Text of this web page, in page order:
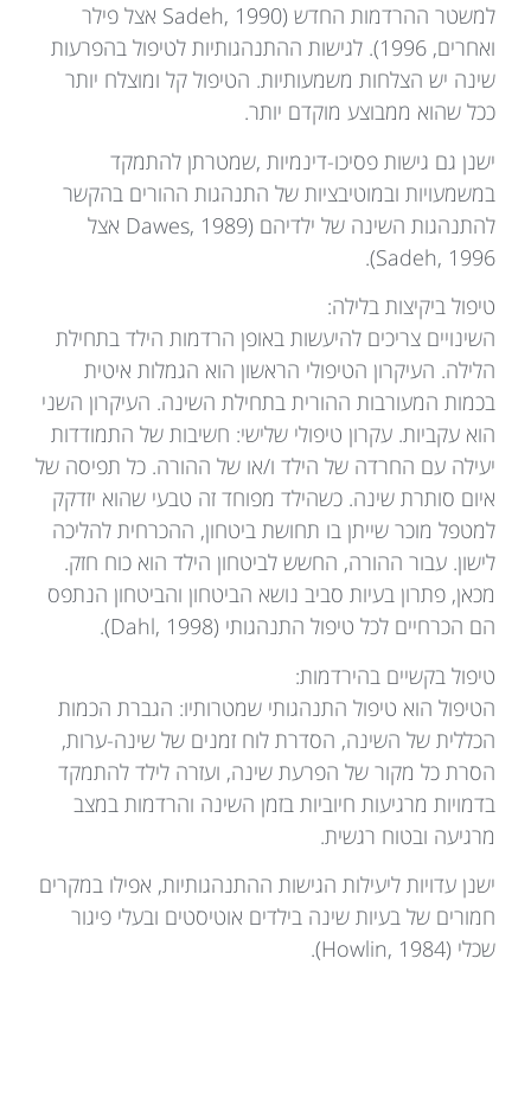
למשטר ההרדמות החדש (Sadeh, 1990 אצל פילר
ואחרים, 1996). לגישות ההתנהגותיות לטיפול בהפרעות
שינה יש הצלחות משמעותיות. הטיפול קל ומוצלח יותר
ככל שהוא ממבוצע מוקדם יותר.
ישנן גם גישות פסיכו-דינמיות ,שמטרתן להתמקד
במשמעויות ובמוטיבציות של התנהגות ההורים בהקשר
להתנהגות השינה של ילדיהם (Dawes, 1989 אצל
Sadeh, 1996).
טיפול ביקיצות בלילה:
השינויים צריכים להיעשות באופן הרדמות הילד בתחילת
הלילה. העיקרון הטיפולי הראשון הוא הגמלות איטית
בכמות המעורבות ההורית בתחילת השינה. העיקרון השני
הוא עקביות. עקרון טיפולי שלישי: חשיבות של התמודדות
יעילה עם החרדה של הילד ו/או של ההורה. כל תפיסה של
איום סותרת שינה. כשהילד מפוחד זה טבעי שהוא יזדקק
למטפל מוכר שייתן בו תחושת ביטחון, ההכרחית להליכה
לישון. עבור ההורה, החשש לביטחון הילד הוא כוח חזק.
מכאן, פתרון בעיות סביב נושא הביטחון והביטחון הנתפס
הם הכרחיים לכל טיפול התנהגותי (Dahl, 1998).
טיפול בקשיים בהירדמות:
הטיפול הוא טיפול התנהגותי שמטרותיו: הגברת הכמות
הכללית של השינה, הסדרת לוח זמנים של שינה-ערות,
הסרת כל מקור של הפרעת שינה, ועזרה לילד להתמקד
בדמויות מרגיעות חיוביות בזמן השינה והרדמות במצב
מרגיעה ובטוח רגשית.
ישנן עדויות ליעילות הגישות ההתנהגותיות, אפילו במקרים
חמורים של בעיות שינה בילדים אוטיסטים ובעלי פיגור
שכלי (Howlin, 1984).